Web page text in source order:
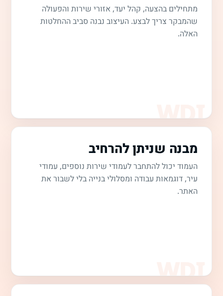
מתחילים בהצעה, קהל יעד, אזורי שירות והפעולה
שהמבקר צריך לבצע. העיצוב נבנה סביב ההחלטות
האלה.
מבנה שניתן להרחיב
העמוד יכול להתחבר לעמודי שירות נוספים, עמודי
עיר, דוגמאות עבודה ומסלולי בנייה בלי לשבור את
האתר.